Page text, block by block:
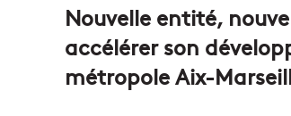
Nouvelle entité,
accélérer son
métropole Aix-